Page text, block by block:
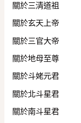
關於三清道祖
關於玄天上帝
關於三官大帝
關於地母至尊
關於斗姥元君
關於北斗星君
關於南斗星君